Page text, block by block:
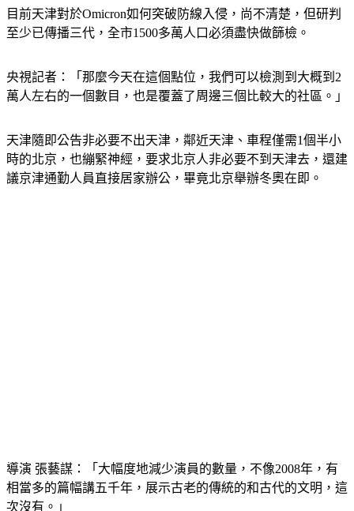
目前天津對於Omicron如何突破防線入侵，尚不清楚，但研判
至少已傳播三代，全市1500多萬人口必須盡快做篩檢。
央視記者：「那麼今天在這個點位，我們可以檢測到大概到2
萬人左右的一個數目，也是覆蓋了周邊三個比較大的社區。」
天津隨即公告非必要不出天津，鄰近天津、車程僅需1個半小
時的北京，也繃緊神經，要求北京人非必要不到天津去，還建
議京津通勤人員直接居家辦公，畢竟北京舉辦冬奧在即。
導演 張藝謀：「大幅度地減少演員的數量，不像2008年，有
相當多的篇幅講五千年，展示古老的傳統的和古代的文明，這
次沒有。」